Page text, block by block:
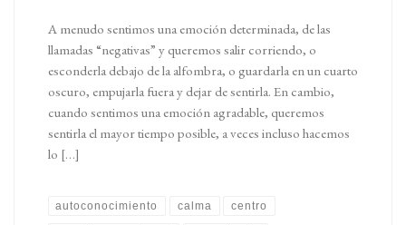
A menudo sentimos una emoción determinada, de las
llamadas “negativas” y queremos salir corriendo, o
esconderla debajo de la alfombra, o guardarla en un cuarto
oscuro, empujarla fuera y dejar de sentirla. En cambio,
cuando sentimos una emoción agradable, queremos
sentirla el mayor tiempo posible, a veces incluso hacemos
lo […]
autoconocimiento calma centro